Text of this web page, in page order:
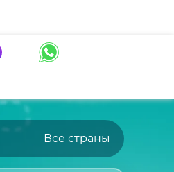
Все страны